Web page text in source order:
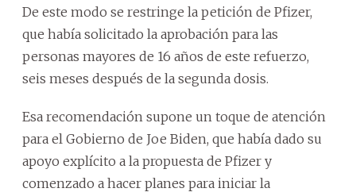
De este modo se restringe la petición de Pfizer,
que había solicitado la aprobación para las
personas mayores de 16 años de este refuerzo,
seis meses después de la segunda dosis.
Esa recomendación supone un toque de atención
para el Gobierno de Joe Biden, que había dado su
apoyo explícito a la propuesta de Pfizer y
comenzado a hacer planes para iniciar la